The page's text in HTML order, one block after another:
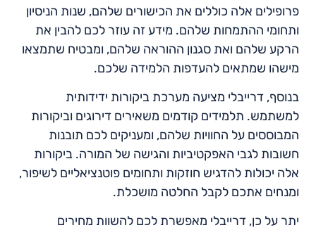
פרופילים אלה כוללים את הכישורים שלהם, שנות הניסיון
ותחומי ההתמחות שלהם. מידע זה עוזר לכם להבין את
הרקע שלהם ואת סגנון ההוראה שלהם, ומבטיח שתמצאו
מישהו שמתאים להעדפות הלמידה שלכם.
בנוסף, דרייבלי מציעה מערכת ביקורות ידידותית
למשתמש. תלמידים קודמים משאירים דירוגים וביקורות
המבוססים על החוויות שלהם, ומעניקים לכם תובנות
חשובות לגבי האפקטיביות והגישה של המורה. ביקורות
אלה יכולות להדגיש חוזקות ותחומים פוטנציאליים לשיפור,
ומנחים אתכם לקבל החלטה מושכלת.
יתר על כן, דרייבלי מאפשרת לכם להשוות מחירים